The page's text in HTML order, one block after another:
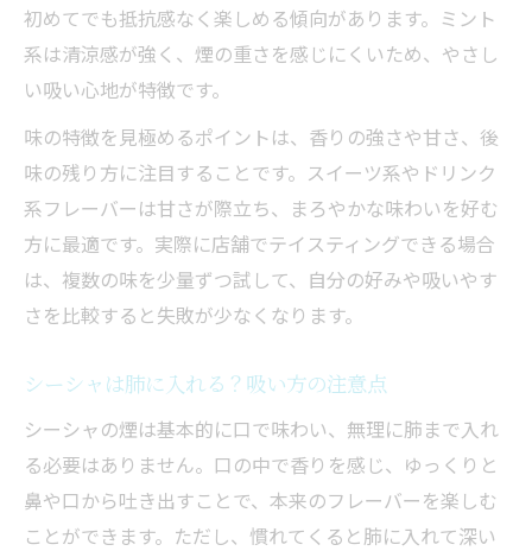
初めてでも抵抗感なく楽しめる傾向があります。ミント
系は清涼感が強く、煙の重さを感じにくいため、やさし
い吸い心地が特徴です。
味の特徴を見極めるポイントは、香りの強さや甘さ、後
味の残り方に注目することです。スイーツ系やドリンク
系フレーバーは甘さが際立ち、まろやかな味わいを好む
方に最適です。実際に店舗でテイスティングできる場合
は、複数の味を少量ずつ試して、自分の好みや吸いやす
さを比較すると失敗が少なくなります。
シーシャは肺に入れる？吸い方の注意点
シーシャの煙は基本的に口で味わい、無理に肺まで入れ
る必要はありません。口の中で香りを感じ、ゆっくりと
鼻や口から吐き出すことで、本来のフレーバーを楽しむ
ことができます。ただし、慣れてくると肺に入れて深い